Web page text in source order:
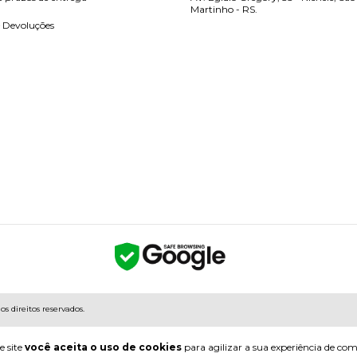
site você aceita o uso de cookies para agilizar a sua experiência de
Devoluções
Martinho - RS.
direitos reservados.